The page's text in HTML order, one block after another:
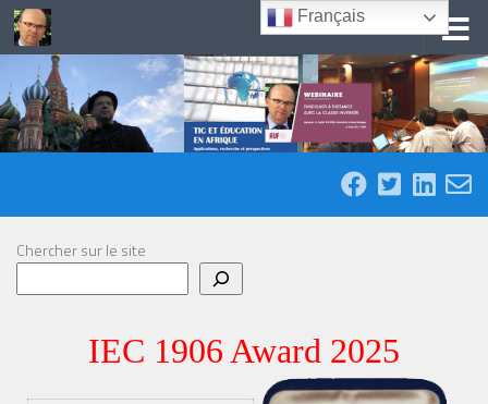
Skip to content
Chercher sur le site
IEC 1906 Award 2025
Français